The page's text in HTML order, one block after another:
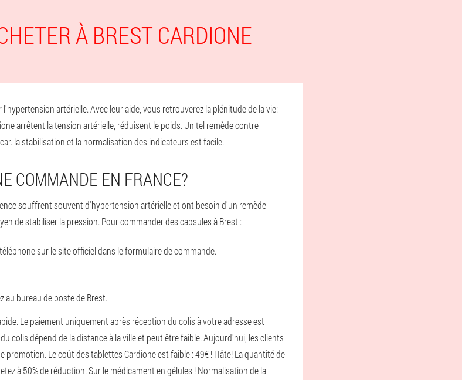
À BREST CARDIONE
artérielle. Avec leur aide, vous retrouverez la plénitude de la vie:
arrêtent la tension artérielle, réduisent le poids. Un tel remède contre
la stabilisation et la normalisation des indicateurs est facile.
COMMANDE EN FRANCE?
souffrent souvent d'hypertension artérielle et ont besoin d'un remède
de stabiliser la pression. Pour commander des capsules à Brest :
sur le site officiel dans le formulaire de commande.
au bureau de poste de Brest.
Le paiement uniquement après réception du colis à votre adresse est
colis dépend de la distance à la ville et peut être faible. Aujourd'hui, les clients
Le coût des tablettes Cardione est faible : 49€ ! Hâte! La quantité de
à 50% de réduction. Sur le médicament en gélules ! Normalisation de la